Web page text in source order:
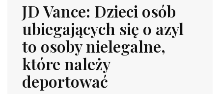
JD Vance: Dzieci osób
ubiegających się o azyl
to osoby nielegalne,
które należy
deportować